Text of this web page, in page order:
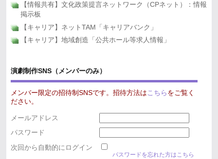
【情報共有】文化政策提言ネットワーク（CPネット）：情報
掲示板
【キャリア】ネットTAM「キャリアバンク」
【キャリア】地域創造「公共ホール等求人情報」
演劇制作SNS（メンバーのみ）
メンバー限定の招待制SNSです。招待方法は こちら をご覧く
ださい。
メールアドレス
パスワード
次回から自動的にログイン
パスワードを忘れた方はこちら